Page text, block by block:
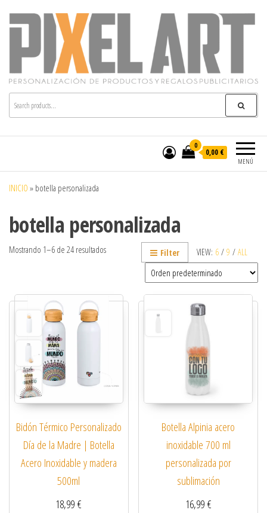
Pixelart
Especialistas en textil publicitario y regalos
personalizados en móstoles
MENÚ
0
0,00 €
INICIO » botella personalizada
botella personalizada
VIEW: 6 / 9 / ALL
Filter
Mostrando 1–6 de 24 resultados
Bidón Térmico Personalizado
Día de la Madre | Botella
Acero Inoxidable y madera
500ml
18,99€
Botella Alpinia acero
inoxidable 700 ml
personalizada por
sublimación
16,99€